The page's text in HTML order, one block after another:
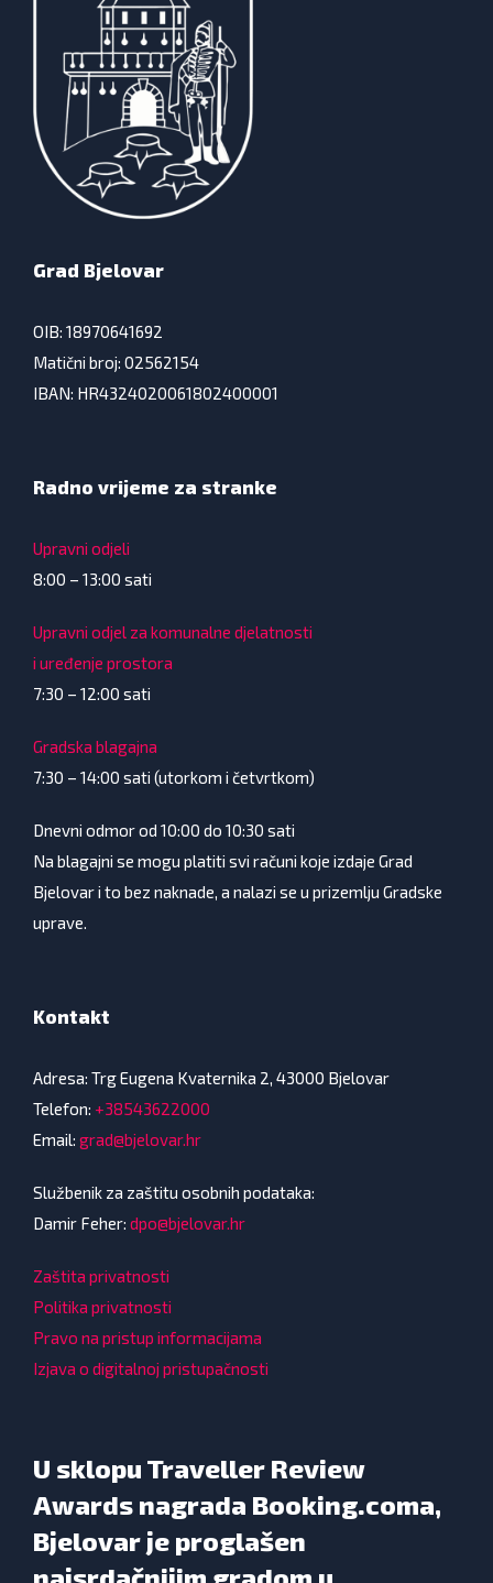
Grad Bjelovar
OIB: 18970641692
Matični broj: 02562154
IBAN: HR4324020061802400001
Radno vrijeme za stranke
Upravni odjeli
8:00 – 13:00 sati
Upravni odjel za komunalne djelatnosti
i uređenje prostora
7:30 – 12:00 sati
Gradska blagajna
7:30 – 14:00 sati (utorkom i četvrtkom)
Dnevni odmor od 10:00 do 10:30 sati
Na blagajni se mogu platiti svi računi koje izdaje Grad
Bjelovar i to bez naknade, a nalazi se u prizemlju Gradske
uprave.
Kontakt
Adresa: Trg Eugena Kvaternika 2, 43000 Bjelovar
Telefon: +38543622000
Email: grad@bjelovar.hr
Službenik za zaštitu osobnih podataka:
Damir Feher: dpo@bjelovar.hr
Zaštita privatnosti
Politika privatnosti
Pravo na pristup informacijama
Izjava o digitalnoj pristupačnosti
U sklopu Traveller Review
Awards nagrada Booking.coma,
Bjelovar je proglašen